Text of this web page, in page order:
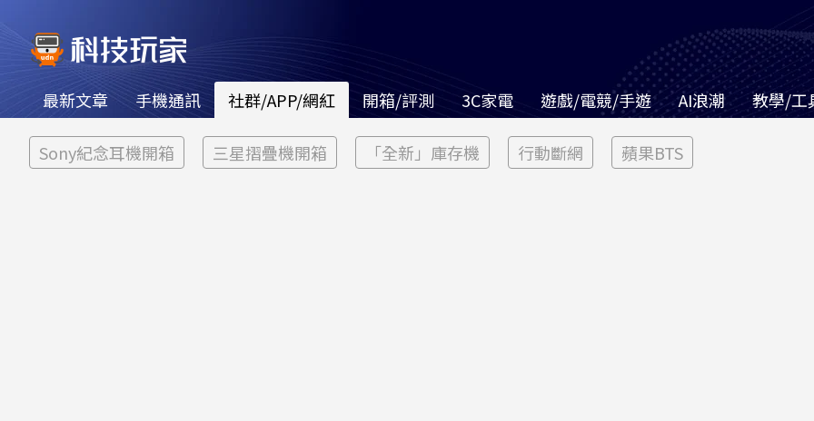
最新文章 手機通訊 社群/APP/網紅 開箱/評測 3C家電 遊戲/電競/手遊 AI浪潮 教學/工
Sony紀念耳機開箱 三星摺疊機開箱 「全新」庫存機 行動斷網 蘋果BTS